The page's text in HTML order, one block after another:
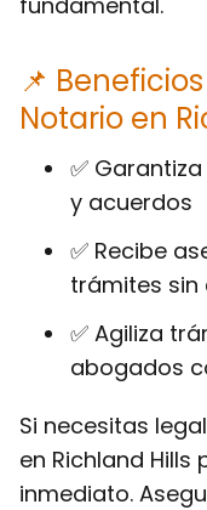
📌
Notario en
✅
y acuerdos
✅ Recibe
trámites
✅ Agiliza
abogados
Si necesitas
en Richland
inmediato.